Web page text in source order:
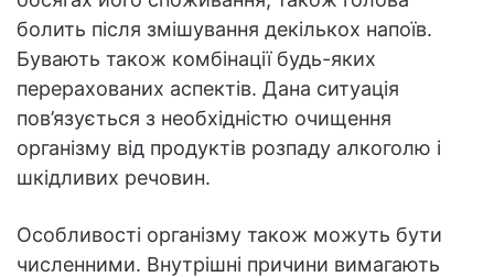
болить після змішування декількох напоїв.
Бувають також комбінації будь-яких
перерахованих аспектів. Дана ситуація
пов’язується з необхідністю очищення
організму від продуктів розпаду алкоголю і
шкідливих речовин.
Особливості організму також можуть бути
численними. Внутрішні причини вимагають